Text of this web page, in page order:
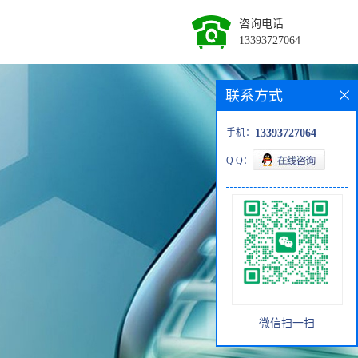
咨询电话
13393727064
联系方式
手机： 13393727064
Q Q：
微信扫一扫